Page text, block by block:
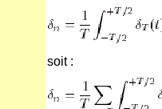
soit :